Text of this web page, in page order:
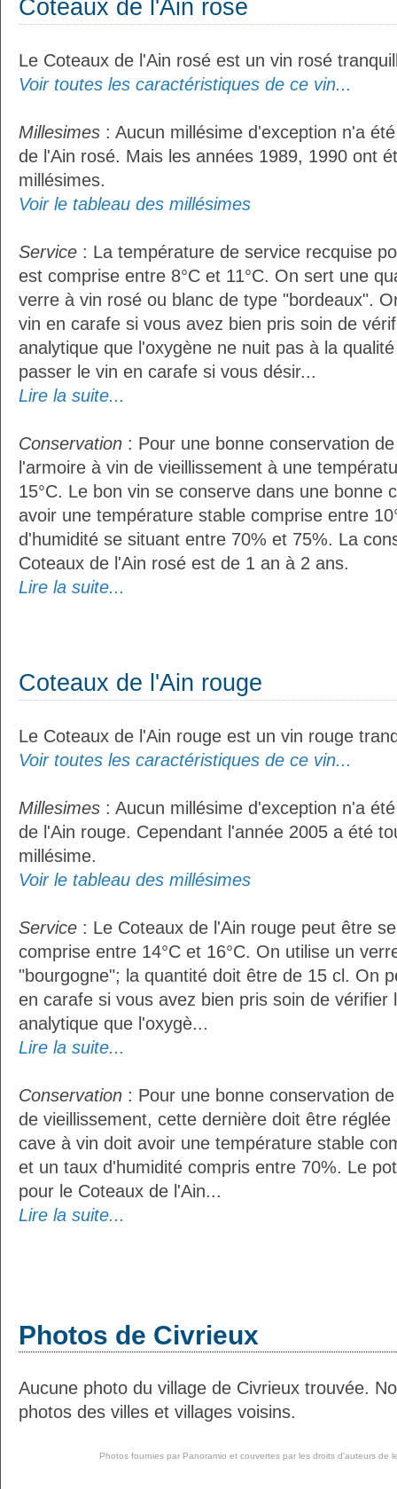
Coteaux de l'Ain rosé
Le Coteaux de l'Ain rosé est un vin rosé
Voir toutes les caractéristiques de ce vin...
Millesimes : Aucun millésime d'exception n'a
de l'Ain rosé. Mais les années 1989, 1990 ont
millésimes.
Voir le tableau des millésimes
Service : La température de service recquise
est comprise entre 8°C et 11°C. On sert une
verre à vin rosé ou blanc de type "bordeaux".
vin en carafe si vous avez bien pris soin de
analytique que l'oxygène ne nuit pas à la
passer le vin en carafe si vous désir...
Lire la suite...
Conservation : Pour une bonne conservation
l'armoire à vin de vieillissement à une
15°C. Le bon vin se conserve dans une bonne
avoir une température stable comprise entre
d'humidité se situant entre 70% et 75%. La
Coteaux de l'Ain rosé est de 1 an à 2 ans.
Lire la suite...
Coteaux de l'Ain rouge
Le Coteaux de l'Ain rouge est un vin rouge
Voir toutes les caractéristiques de ce vin...
Millesimes : Aucun millésime d'exception n'a
de l'Ain rouge. Cependant l'année 2005 a été
millésime.
Voir le tableau des millésimes
Service : Le Coteaux de l'Ain rouge peut être
comprise entre 14°C et 16°C. On utilise un
"bourgogne"; la quantité doit être de 15 cl. On
en carafe si vous avez bien pris soin de vérifier
analytique que l'oxygè...
Lire la suite...
Conservation : Pour une bonne conservation
de vieillissement, cette dernière doit être réglée
cave à vin doit avoir une température stable
et un taux d'humidité compris entre 70%. Le
pour le Coteaux de l'Ain...
Lire la suite...
Photos de Civrieux
Aucune photo du village de Civrieux trouvée.
photos des villes et villages voisins.
Photos fournies par Panoramio et couvertes par les droits d'auteurs de